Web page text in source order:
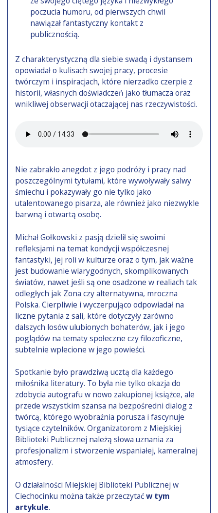
poczucia humoru, od pierwszych chwil
nawiązał fantastyczny kontakt z
publicznością.
Z charakterystyczną dla siebie swadą i dystansem
opowiadał o kulisach swojej pracy, procesie
twórczym i inspiracjach, które nierzadko czerpie z
historii, własnych doświadczeń jako tłumacza oraz
wnikliwej obserwacji otaczającej nas rzeczywistości.
Nie zabrakło anegdot z jego podróży i pracy nad
poszczególnymi tytułami, które wywoływały salwy
śmiechu i pokazywały go nie tylko jako
utalentowanego pisarza, ale również jako niezwykle
barwną i otwartą osobę.
Michał Gołkowski z pasją dzielił się swoimi
refleksjami na temat kondycji współczesnej
fantastyki, jej roli w kulturze oraz o tym, jak ważne
jest budowanie wiarygodnych, skomplikowanych
światów, nawet jeśli są one osadzone w realiach tak
odległych jak Zona czy alternatywna, mroczna
Polska. Cierpliwie i wyczerpująco odpowiadał na
liczne pytania z sali, które dotyczyły zarówno
dalszych losów ulubionych bohaterów, jak i jego
poglądów na tematy społeczne czy filozoficzne,
subtelnie wplecione w jego powieści.
Spotkanie było prawdziwą ucztą dla każdego
miłośnika literatury. To była nie tylko okazja do
zdobycia autografu w nowo zakupionej książce, ale
przede wszystkim szansa na bezpośredni dialog z
twórcą, którego wyobraźnia porusza i fascynuje
tysiące czytelników. Organizatorom z Miejskiej
Biblioteki Publicznej należą słowa uznania za
profesjonalizm i stworzenie wspaniałej, kameralnej
atmosfery.
O działalności Miejskiej Biblioteki Publicznej w
Ciechocinku można także przeczytaćw tym
artykule.